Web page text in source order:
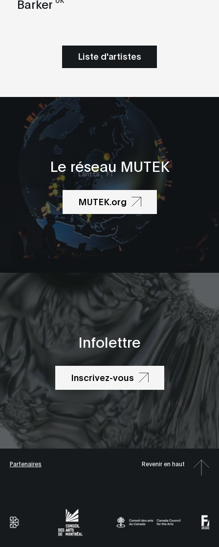
Barker
Liste d'artistes
Le réseau MUTEK
MUTEK.org
Infolettre
Inscrivez-vous
Partenaires Revenir en haut